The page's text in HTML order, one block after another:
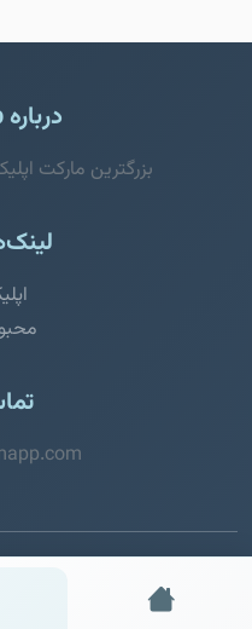
درباره JoomApp
بزرگترین مارکت
© 2026 JoomApp. تمامی حقوق محفوظ است.